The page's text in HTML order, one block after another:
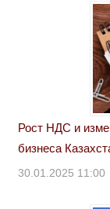
Рост НДС и
бизнеса
30.01.2025 11:00